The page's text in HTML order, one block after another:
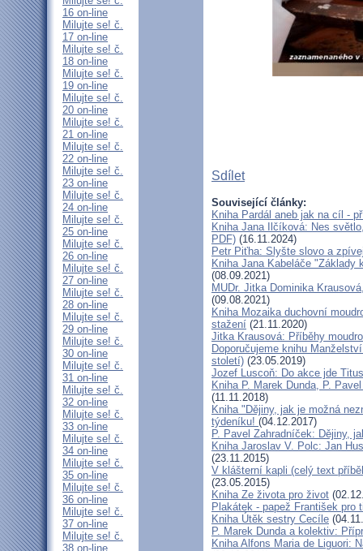
16 on-line
Milujte se! č.
17 on-line
Milujte se! č.
18 on-line
Milujte se! č.
19 on-line
Milujte se! č.
20 on-line
Milujte se! č.
21 on-line
Milujte se! č.
22 on-line
Milujte se! č.
23 on-line
Milujte se! č.
24 on-line
Milujte se! č.
25 on-line
Milujte se! č.
26 on-line
Milujte se! č.
27 on-line
Milujte se! č.
28 on-line
Milujte se! č.
29 on-line
Milujte se! č.
30 on-line
Milujte se! č.
31 on-line
Milujte se! č.
32 on-line
Milujte se! č.
33 on-line
Milujte se! č.
34 on-line
Milujte se! č.
35 on-line
Milujte se! č.
36 on-line
Milujte se! č.
37 on-line
Milujte se! č.
38 on-line
Sdílet
Související články:
Kniha Pardál aneb jak na cíl -
Kniha Jana Ilčíková: Nes
PDF) (16.11.2024)
Petr Piťha: Slyšte slovo a
Kniha Jana Kabeláče
(08.09.2021)
MUDr. Jitka Dominika
(09.08.2021)
Kniha Mozaika duchovní
stažení (21.11.2020)
Jitka Krausová: Příběhy
Doporučujeme knihu
století) (23.05.2019)
Jozef Luscoň: Do akce jde
Kniha P. Marek Dunda, P.
(11.11.2018)
Kniha "Dějiny, jak je možná
týdeníku! (04.12.2017)
P. Pavel Zahradníček: Dějiny,
Kniha Jaroslav V. Polc: Jan
(23.11.2015)
V klášterní kapli (celý text
(23.05.2015)
Kniha Ze života pro život
Plakátek - papež František pro
Kniha Útěk sestry Cecíle
P. Marek Dunda a kolektiv:
Kniha Alfons Maria de Liguori: